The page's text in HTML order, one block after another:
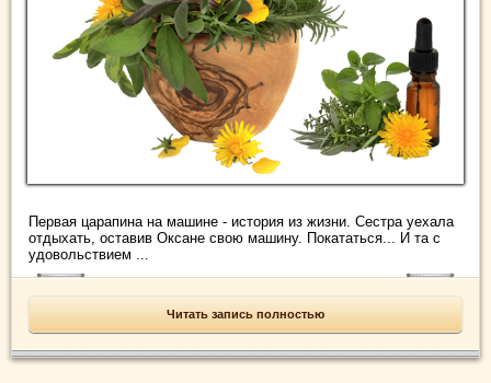
Первая царапина на машине - история из жизни. Сестра уехала
отдыхать, оставив Оксане свою машину. Покататься... И та с
удовольствием ...
Читать запись полностью